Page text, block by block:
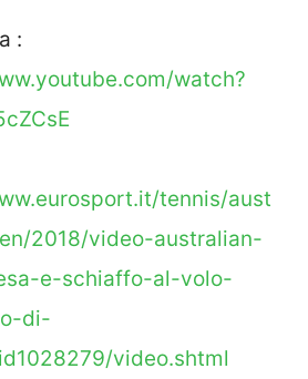
a :
watch?
tennis/aust
2018/video-australian-
e-schiaffo-al-volo-
di-
video.shtml